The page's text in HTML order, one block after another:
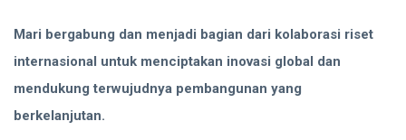
Mari bergabung dan menjadi bagian dari kolaborasi riset
internasional untuk menciptakan inovasi global dan
mendukung terwujudnya pembangunan yang
berkelanjutan.